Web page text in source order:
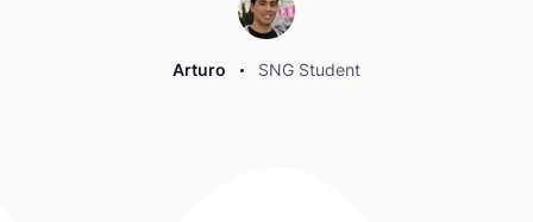
Arturo SNG Student